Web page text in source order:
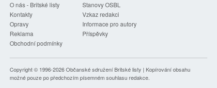
O nás - Britské listy
Stanovy OSBL
Kontakty
Vzkaz redakci
Opravy
Informace pro autory
Reklama
Příspěvky
Obchodní podmínky
Copyright © 1996-2026Občanské sdružení Britské listy | Kopírování obsahu
možné pouze po předchozím písemném souhlasu redakce.